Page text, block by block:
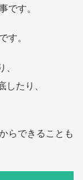
です。
す。
たり、
らできることも